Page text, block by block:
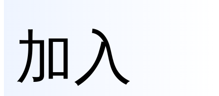
加入